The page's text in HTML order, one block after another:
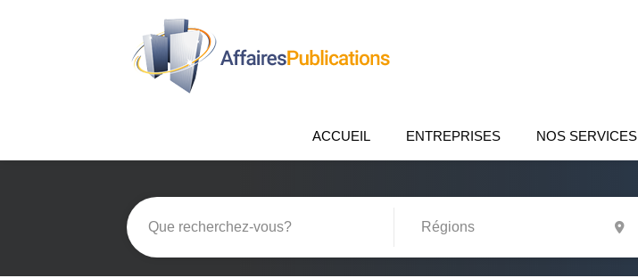
ACCUEIL ENTREPRISES NOS SERVICES